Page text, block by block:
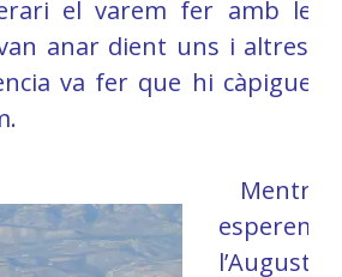
el varem fer amb les
anar dient uns i altres i
va fer que hi càpigues
Mentre
esperem
l’August